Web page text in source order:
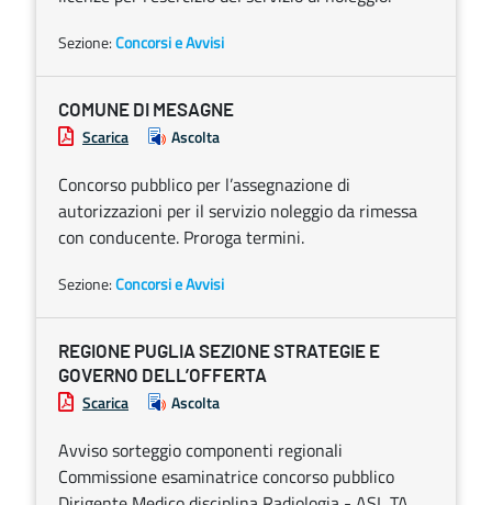
Sezione:Concorsi e Avvisi
COMUNE DI MESAGNE
Scarica Ascolta
Concorso pubblico per l’assegnazione di
autorizzazioni per il servizio noleggio da rimessa
con conducente. Proroga termini.
Sezione:Concorsi e Avvisi
REGIONE PUGLIA SEZIONE STRATEGIE E
GOVERNO DELL’OFFERTA
Scarica Ascolta
Avviso sorteggio componenti regionali
Commissione esaminatrice concorso pubblico